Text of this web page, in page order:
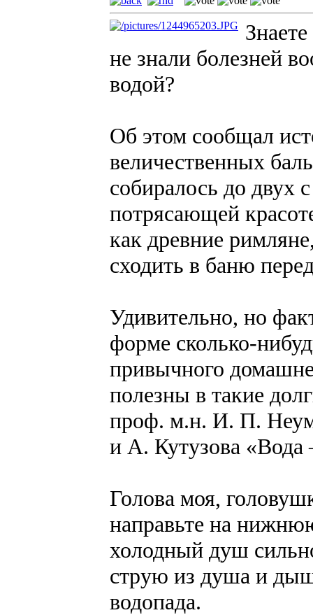
не знали болезней
водой?
Об этом сообщал
величественных
собиралось до двух
потрясающей
как древние
сходить в баню
Удивительно, но
форме сколько-
привычного
полезны в такие
проф. м.н. И. П.
и А. Кутузова «Вода
Голова моя,
направьте на
холодный душ
струю из душа и
водопада.